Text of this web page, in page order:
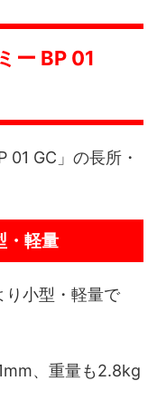
ー BP 01
01 GC」の長所・
・軽量
り小型・軽量で
、重量も2.8kg